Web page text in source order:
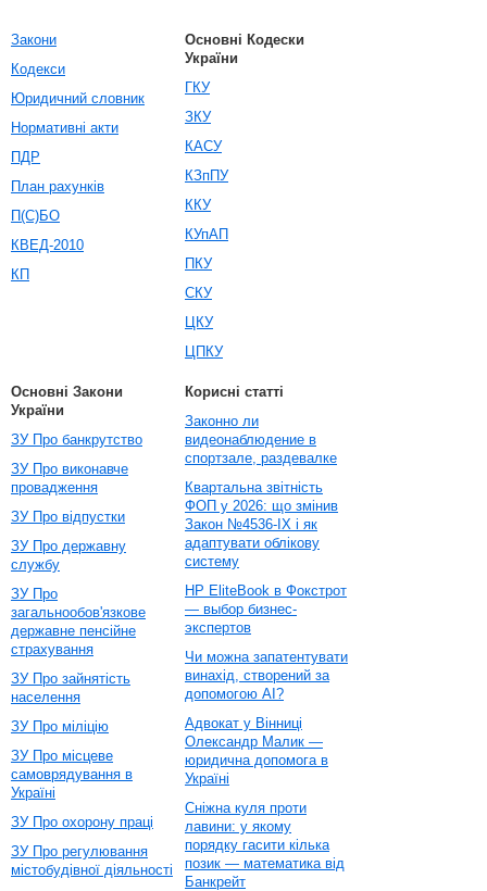
Закони
Кодекси
Юридичний словник
Нормативні акти
ПДР
План рахунків
П(С)БО
КВЕД-2010
КП
Основні Кодески
України
ГКУ
ЗКУ
КАСУ
КЗпПУ
ККУ
КУпАП
ПКУ
СКУ
ЦКУ
ЦПКУ
Основні Закони
України
ЗУ Про банкрутство
ЗУ Про виконавче
провадження
ЗУ Про відпустки
ЗУ Про державну
службу
ЗУ Про
загальнообов'язкове
державне пенсійне
страхування
ЗУ Про зайнятість
населення
ЗУ Про міліцію
ЗУ Про місцеве
самоврядування в
Україні
ЗУ Про охорону праці
ЗУ Про регулювання
містобудівної діяльності
Корисні статті
Законно ли
видеонаблюдение в
спортзале, раздевалке
Квартальна звітність
ФОП у 2026: що змінив
Закон №4536-IX і як
адаптувати облікову
систему
HP EliteBook в Фокстрот
— выбор бизнес-
экспертов
Чи можна запатентувати
винахід, створений за
допомогою AI?
Адвокат у Вінниці
Олександр Малик —
юридична допомога в
Україні
Сніжна куля проти
лавини: у якому
порядку гасити кілька
позик — математика від
Банкрейт